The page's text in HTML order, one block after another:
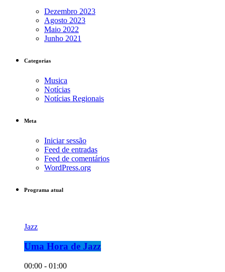
Dezembro 2023
Agosto 2023
Maio 2022
Junho 2021
Categorias
Musica
Notícias
Notícias Regionais
Meta
Iniciar sessão
Feed de entradas
Feed de comentários
WordPress.org
Programa atual
Jazz
Uma Hora de Jazz
00:00 - 01:00